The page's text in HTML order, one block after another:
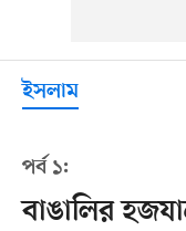
ইসলাম
পর্ব ১:
বাঙালির